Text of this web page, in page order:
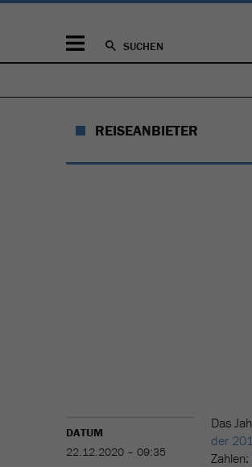
SUCHEN
REISEANBIETER
DATUM
22.12.2020 – 09:35
Das
der
Zahlen: